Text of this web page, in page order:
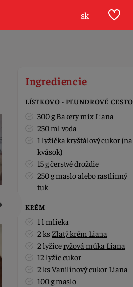
Ingrediencie
LÍSTKOVO - PĽUNDROVÉ CESTO
300 gBakery mix Liana
250 ml voda
1 lyžička kryštálový cukor (na
kvások)
15 g čerstvé droždie
250 g maslo alebo rastlinný
tuk
KRÉM
1 l mlieka
2 ksZlatý krém Liana
2 lyžiceryžová múka Liana
12 lyžíc cukor
2 ksVanilínový cukor Liana
100 g maslo
sk